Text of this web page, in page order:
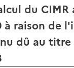
du CIMR
à raison de
dû au titre